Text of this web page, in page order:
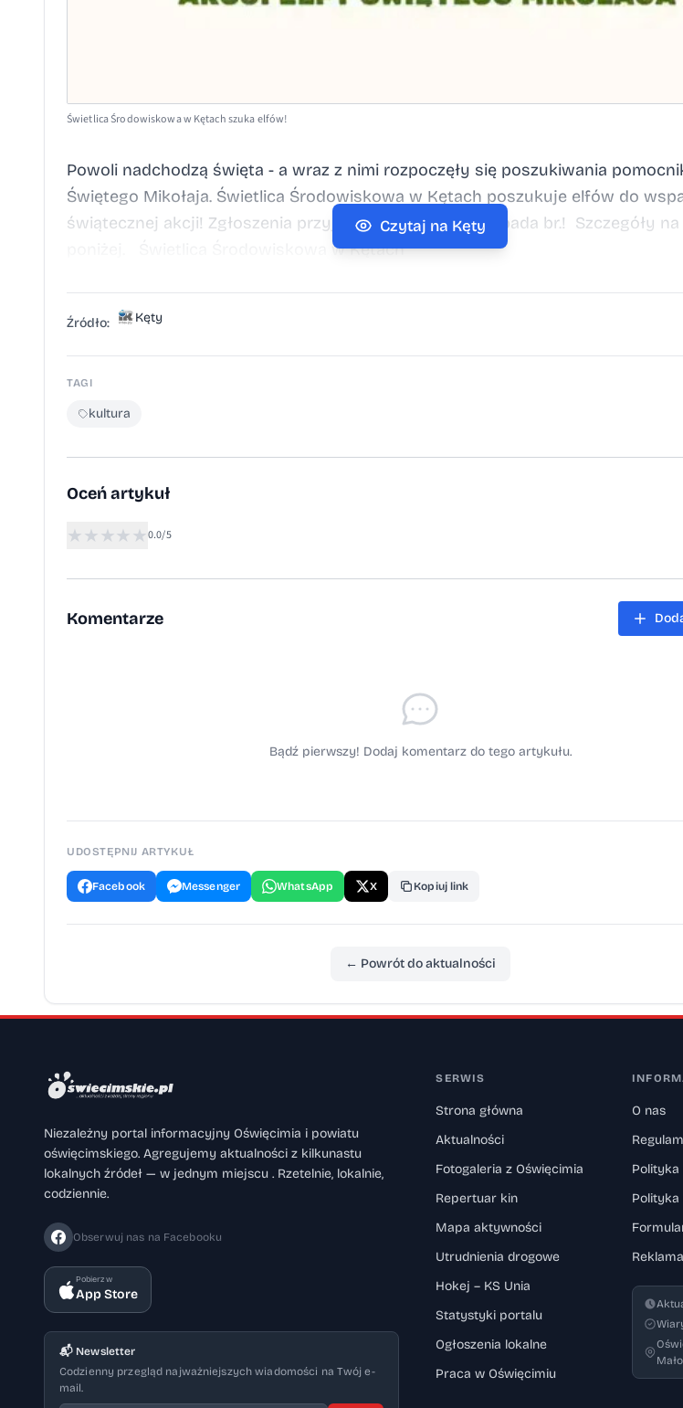
Świetlica Środowiskowa w Kętach szuka elfów!
Powoli nadchodzą święta - a wraz z nimi rozpoczęły się poszukiwania
Świętego Mikołaja. Świetlica Środowiskowa w Kętach poszukuje elfów do
świątecznej akcji! Zgłoszenia przyjmowane są do 7 listopada br.! Szczegóły na
poniżej. Świetlica Środowiskowa w Kętach
Czytaj na Kęty
Źródło: Kęty
TAGI
kultura
Oceń artykuł
★ ★ ★★ ★0.0/5
Komentarze
Bądź pierwszy! Dodaj komentarz do tego artykułu.
UDOSTĘPNIJ ARTYKUŁ
Facebook Messenger WhatsApp X Kopiuj link
← Powrót do aktualności
Niezależny portal informacyjny Oświęcimia i powiatu
oświęcimskiego. Agregujemy aktualności z kilkunastu
lokalnych źródeł — w jednym miejscu . Rzetelnie, lokalnie,
codziennie.
Obserwuj nas na Facebooku
Pobierz w
App Store
📬 Newsletter
Codzienny przegląd najważniejszych wiadomości na Twój e-
mail.
SERWIS
Strona główna
Aktualności
Fotogaleria z Oświęcimia
Repertuar kin
Mapa aktywności
Utrudnienia drogowe
Hokej – KS Unia
Statystyki portalu
Ogłoszenia lokalne
Praca w Oświęcimiu
O nas